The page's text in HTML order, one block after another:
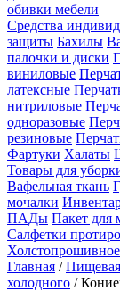
обивки мебели
Средства
защиты Бахилы
палочки и диски
виниловые
латексные
нитриловые
одноразовые
резиновые
Фартуки Халаты
Товары для
Вафельная ткань
мочалки
ПАДы Пакет для
Салфетки
Главная /
холодного /